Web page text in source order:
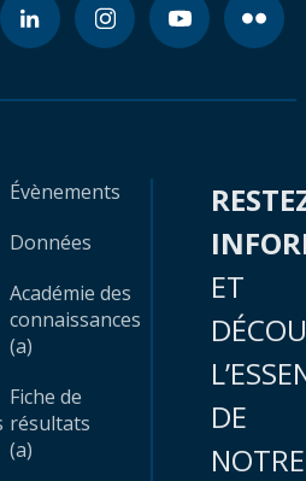
Évènements
Données
Académie des
connaissances
(a)
Fiche de
résultats
(a)
ET
DE
NOTRE